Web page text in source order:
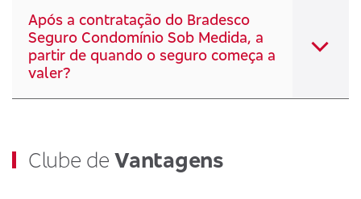
Após a contratação do Bradesco
Seguro Condomínio Sob Medida, a
partir de quando o seguro começa a
valer?
Clube deVantagens